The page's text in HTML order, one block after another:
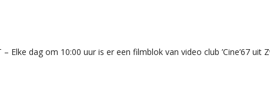
– Elke dag om 10:00 uur is er een filmblok van video club ’Cine’67